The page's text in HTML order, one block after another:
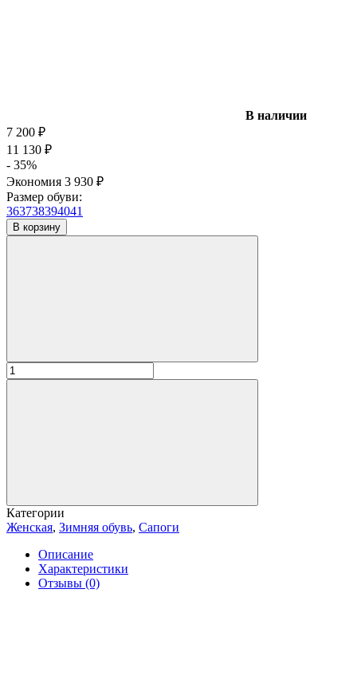
В наличии
7 200 ₽
11 130 ₽
- 35%
Экономия 3 930 ₽
Размер обуви:
363738394041
В корзину
Категории
Женская, Зимняя обувь, Сапоги
Описание
Характеристики
Отзывы (0)